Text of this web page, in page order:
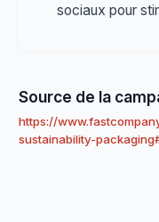
sociaux pour
Source de la
https://
sustainability-